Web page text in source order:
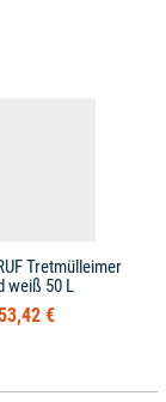
Tretmülleimer
weiß 50 L
€